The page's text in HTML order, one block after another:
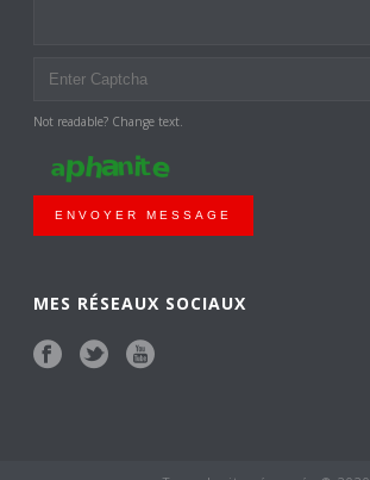
Not readable? Change text.
ENVOYER MESSAGE
MES RÉSEAUX SOCIAUX